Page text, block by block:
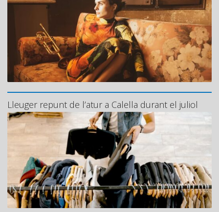
Lleuger repunt de l’atur a Calella durant el juliol